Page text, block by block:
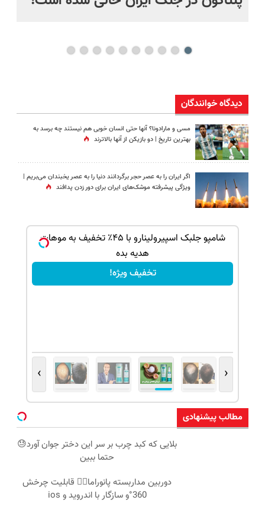
دیدگاه خوانندگان
مسی و مارادونا؟ آنها حتی انسان خوبی هم نیستند چه برسد به
بهترین تاریخ | دو بازیکن از آنها بالاترند
اگر ایران را به عصر حجر برگردانند دنیا را به عصر یخبندان می‌بریم |
ویژگی پیشرفته موشک‌های ایران برای دور زدن پدافند
شامپو جلبک اسپیرولینارو با ۴۵٪ تخفیف به موهات
هدیه بده
تخفیف ویژه!
‹
›
مطالب پیشنهادی
بلایی که کبد چرب بر سر این دختر جوان آورد😓
حتما ببین
دوربین مداربسته پانوراما👈🏻 قابلیت چرخش
360°و سازگار با اندروید و ios